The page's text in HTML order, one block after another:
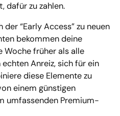
dafür zu zahlen.
“Early Access” zu neuen
bekommen deine
Woche früher als alle
Anreiz, sich für ein
diese Elemente zu
einem günstigen
umfassenden Premium-